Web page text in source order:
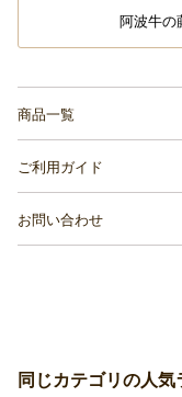
阿波牛の
商品一覧
ご利用ガイド
お問い合わせ
同じカテゴリの人気